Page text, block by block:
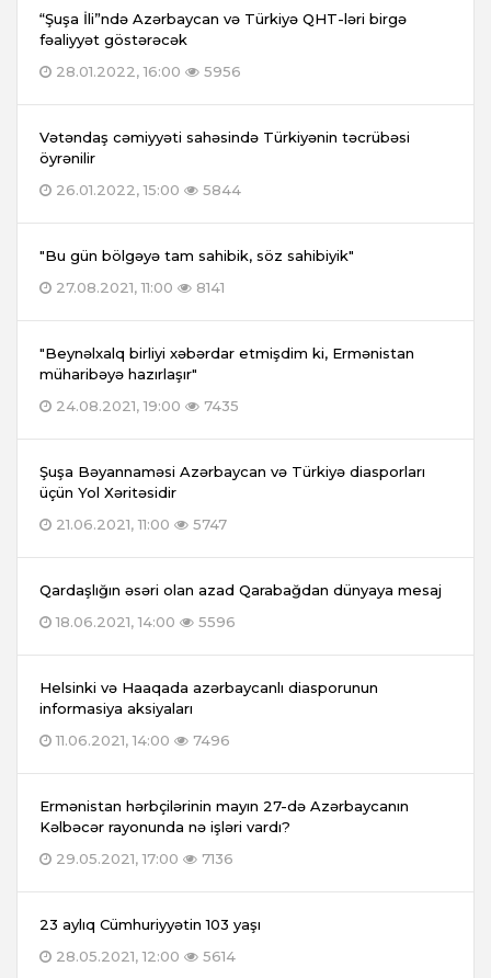
“Şuşa İli”ndə Azərbaycan və Türkiyə QHT-ləri birgə
fəaliyyət göstərəcək
28.01.2022, 16:00
5956
Vətəndaş cəmiyyəti sahəsində Türkiyənin təcrübəsi
öyrənilir
26.01.2022, 15:00
5844
"Bu gün bölgəyə tam sahibik, söz sahibiyik"
27.08.2021, 11:00
8141
"Beynəlxalq birliyi xəbərdar etmişdim ki, Ermənistan
müharibəyə hazırlaşır"
24.08.2021, 19:00
7435
Şuşa Bəyannaməsi Azərbaycan və Türkiyə diasporları
üçün Yol Xəritəsidir
21.06.2021, 11:00
5747
Qardaşlığın əsəri olan azad Qarabağdan dünyaya mesaj
18.06.2021, 14:00
5596
Helsinki və Haaqada azərbaycanlı diasporunun
informasiya aksiyaları
11.06.2021, 14:00
7496
Ermənistan hərbçilərinin mayın 27-də Azərbaycanın
Kəlbəcər rayonunda nə işləri vardı?
29.05.2021, 17:00
7136
23 aylıq Cümhuriyyətin 103 yaşı
28.05.2021, 12:00
5614